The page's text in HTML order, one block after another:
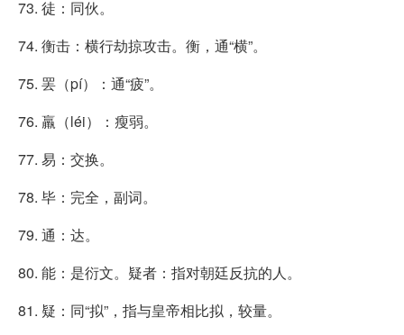
73. 徒：同伙。
74. 衡击：横行劫掠攻击。衡，通“横”。
75. 罢（pí）：通“疲”。
76. 羸（léi）：瘦弱。
77. 易：交换。
78. 毕：完全，副词。
79. 通：达。
80. 能：是衍文。疑者：指对朝廷反抗的人。
81. 疑：同“拟”，指与皇帝相比拟，较量。